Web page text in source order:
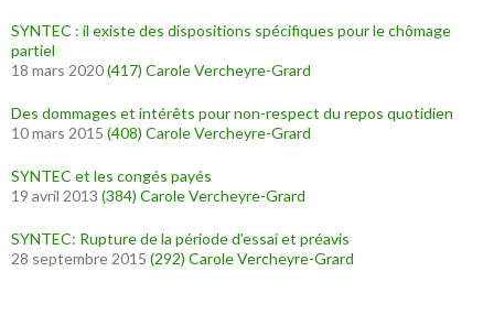
SYNTEC : il existe des dispositions spécifiques pour le chômage
partiel
18 mars 2020(417) Carole Vercheyre-Grard
Des dommages et intérêts pour non-respect du repos quotidien
10 mars 2015 (408) Carole Vercheyre-Grard
SYNTEC et les congés payés
19 avril 2013 (384) Carole Vercheyre-Grard
SYNTEC: Rupture de la période d’essai et préavis
28 septembre 2015 (292) Carole Vercheyre-Grard